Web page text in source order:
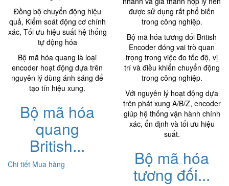
Đồng bộ chuyển động hiệu
quả, Kiểm soát động cơ chính
xác, Tối ưu hiệu suất hệ thống
tự động hóa
Bộ mã hóa quang là loại
encoder hoạt động dựa trên
nguyên lý dùng ánh sáng để
tạo tín hiệu xung.
Bộ mã hóa
quang
British...
Chi tiết Mua hàng
được sử dụng rất phổ biến
trong công nghiệp.
Bộ mã hóa tương đối British
Encoder đóng vai trò quan
trọng trong việc đo tốc độ, vị
trí và điều khiển chuyển động
trong công nghiệp.
Với nguyên lý hoạt động dựa
trên phát xung A/B/Z, encoder
giúp hệ thống vận hành chính
xác, ổn định và tối ưu hiệu
suất.
Bộ mã hóa
tương đối...